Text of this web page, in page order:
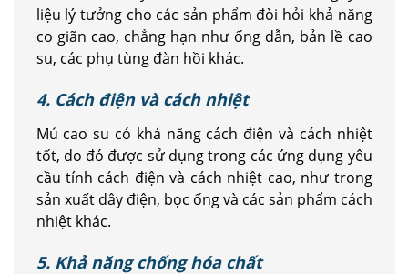
liệu lý tưởng cho các sản phẩm đòi hỏi khả năng
co giãn cao, chẳng hạn như ống dẫn, bản lề cao
su, các phụ tùng đàn hồi khác.
4. Cách điện và cách nhiệt
Mủ cao su có khả năng cách điện và cách nhiệt
tốt, do đó được sử dụng trong các ứng dụng yêu
cầu tính cách điện và cách nhiệt cao, như trong
sản xuất dây điện, bọc ống và các sản phẩm cách
nhiệt khác.
5. Khả năng chống hóa chất